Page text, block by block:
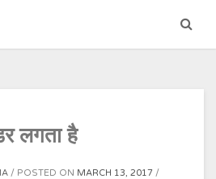
लगता है
POSTED ON MARCH 13, 2017